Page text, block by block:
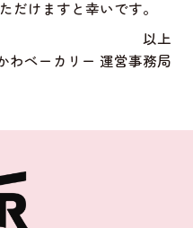
だけますと幸いです。
以上
わベーカリー 運営事務局